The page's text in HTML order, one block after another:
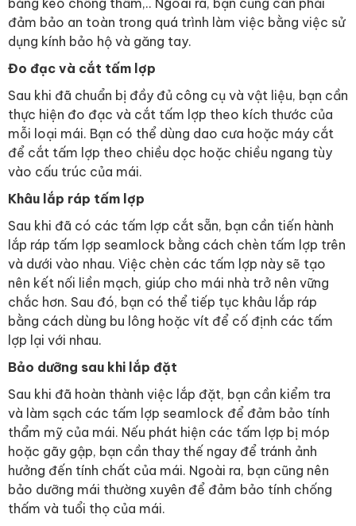
đảm bảo an toàn trong quá trình làm việc bằng việc sử
dụng kính bảo hộ và găng tay.
Đo đạc và cắt tấm lợp
Sau khi đã chuẩn bị đầy đủ công cụ và vật liệu, bạn cần
thực hiện đo đạc và cắt tấm lợp theo kích thước của
mỗi loại mái. Bạn có thể dùng dao cưa hoặc máy cắt
để cắt tấm lợp theo chiều dọc hoặc chiều ngang tùy
vào cấu trúc của mái.
Khâu lắp ráp tấm lợp
Sau khi đã có các tấm lợp cắt sẵn, bạn cần tiến hành
lắp ráp tấm lợp seamlock bằng cách chèn tấm lợp trên
và dưới vào nhau. Việc chèn các tấm lợp này sẽ tạo
nên kết nối liền mạch, giúp cho mái nhà trở nên vững
chắc hơn. Sau đó, bạn có thể tiếp tục khâu lắp ráp
bằng cách dùng bu lông hoặc vít để cố định các tấm
lợp lại với nhau.
Bảo dưỡng sau khi lắp đặt
Sau khi đã hoàn thành việc lắp đặt, bạn cần kiểm tra
và làm sạch các tấm lợp seamlock để đảm bảo tính
thẩm mỹ của mái. Nếu phát hiện các tấm lợp bị móp
hoặc gãy gập, bạn cần thay thế ngay để tránh ảnh
hưởng đến tính chất của mái. Ngoài ra, bạn cũng nên
bảo dưỡng mái thường xuyên để đảm bảo tính chống
thấm và tuổi thọ của mái.